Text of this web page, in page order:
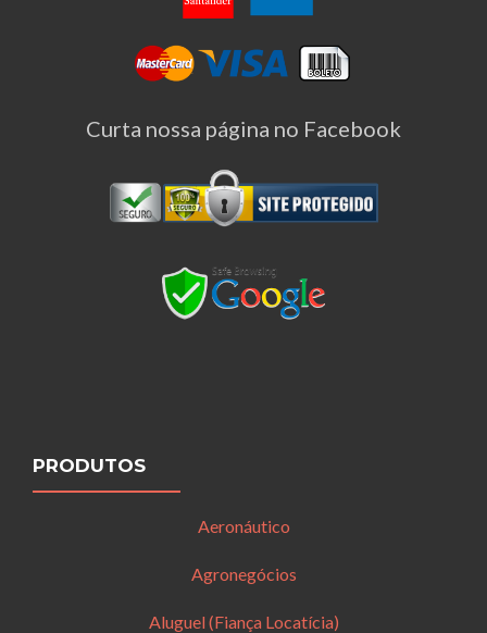
Curta nossa página no Facebook
PRODUTOS
Aeronáutico
Agronegócios
Aluguel (Fiança Locatícia)